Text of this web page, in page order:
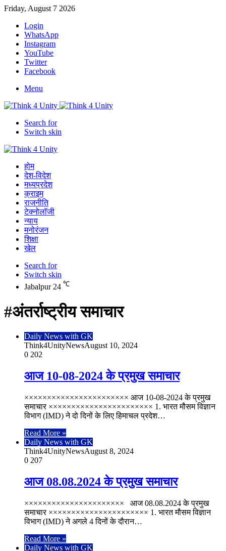
Friday, August 7 2026
Login
WhatsApp
Instagram
YouTube
Twitter
Facebook
Menu
Search for
Switch skin
होम
देश-विदेश
मध्यप्रदेश
क्राइम
राजनीति
टेक्नोलॉजी
न्याय
मनोरंजन
शिक्षा
खेल
Search for
Switch skin
Jabalpur 24 ℃
#अंतर्राष्ट्रीय समाचार
Daily News with GK
Think4UnityNewsAugust 10, 2024
0 202
आज 10-08-2024 के प्रमुख समाचार
××××××××××××××××××××××× आज 10-08-2024 के प्रमुख
समाचार ××××××××××××××××××××××× 1. भारत मौसम विज्ञान
विभाग (IMD) ने दो दिनों के लिए हिमाचल प्रदेश…
Read More »
Daily News with GK
Think4UnityNewsAugust 8, 2024
0 207
आज 08.08.2024 के प्रमुख समाचार
×××××××××××××××××××××× आज 08.08.2024 के प्रमुख
समाचार ×××××××××××××××××××××× 1. भारत मौसम विज्ञान
विभाग (IMD) ने अगले 4 दिनों के दौरान…
Read More »
Daily News with GK